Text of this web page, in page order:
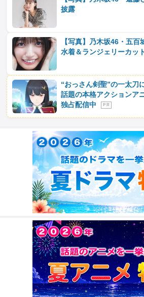
披露
【写真】乃木坂46・五
水着＆ランジェリーカッ
“おっさん剣聖”の一太
話題の本格アクションア
独占配信中
P R